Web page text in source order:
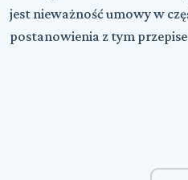
jest nieważność umowy w
postanowienia z tym